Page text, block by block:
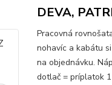
DEVA,
Pracovná
nohavíc a kabátu
na objednávku.
dotlač = príplatok